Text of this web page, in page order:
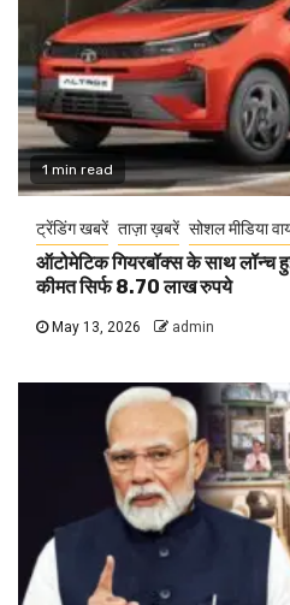
1 min read
ट्रेंडिंग खबरें ताज़ा ख़बरें सोशल मीडिया
ऑटोमेटिक गियरबॉक्स के साथ
कीमत सिर्फ 8.70 लाख रुपये
May 13, 2026 admin